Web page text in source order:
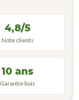
4,8/5
Note clients
10 ans
Garantie bois